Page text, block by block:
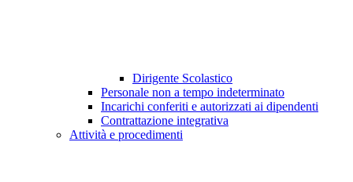
Dirigente Scolastico
Personale non a tempo indeterminato
Incarichi conferiti e autorizzati ai dipendenti
Contrattazione integrativa
Attività e procedimenti